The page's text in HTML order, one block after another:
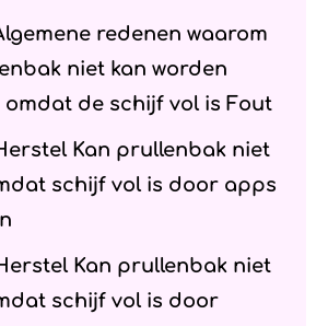
redenen waarom
niet kan worden
omdat de schijf vol is Fout
Kan prullenbak niet
schijf vol is door apps
Kan prullenbak niet
schijf vol is door